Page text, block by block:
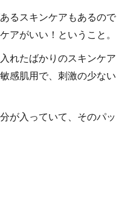
るスキンケアもあるので
アがいい！ということ。
れたばかりのスキンケア
感肌用で、刺激の少ない
が入っていて、そのパッ